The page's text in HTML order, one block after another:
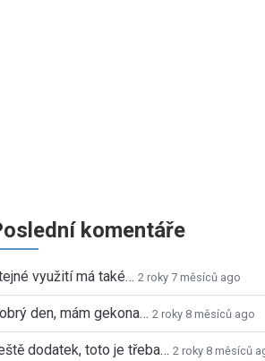
komentáře
využití má také… 2 roky 7 měsíců ago
den, mám gekona… 2 roky 8 měsíců ago
dodatek, toto je třeba… 2 roky 8 měsíců